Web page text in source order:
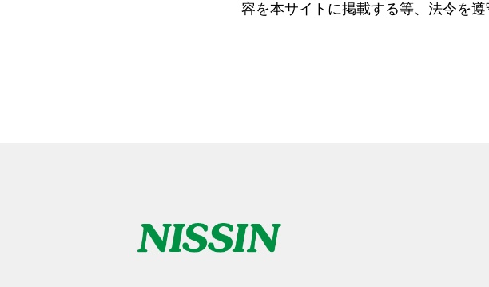
容を本サイトに掲載する等、法令を遵